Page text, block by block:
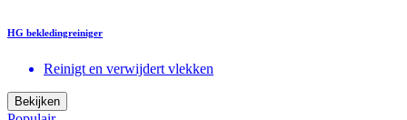
HG bekledingreiniger
Reinigt en verwijdert vlekken
Bekijken